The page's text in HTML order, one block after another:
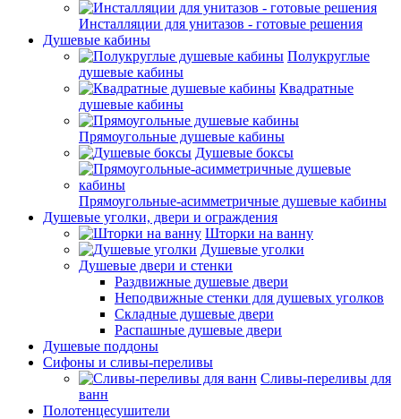
Инсталляции для унитазов - готовые решения
Душевые кабины
Полукруглые
душевые кабины
Квадратные
душевые кабины
Прямоугольные душевые кабины
Душевые боксы
Прямоугольные-асимметричные душевые кабины
Душевые уголки, двери и ограждения
Шторки на ванну
Душевые уголки
Душевые двери и стенки
Раздвижные душевые двери
Неподвижные стенки для душевых уголков
Складные душевые двери
Распашные душевые двери
Душевые поддоны
Сифоны и сливы-переливы
Сливы-переливы для
ванн
Полотенцесушители